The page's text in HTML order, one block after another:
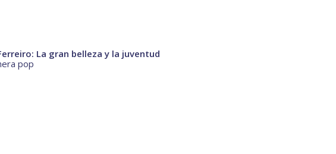
La gran belleza y la juventud
pop